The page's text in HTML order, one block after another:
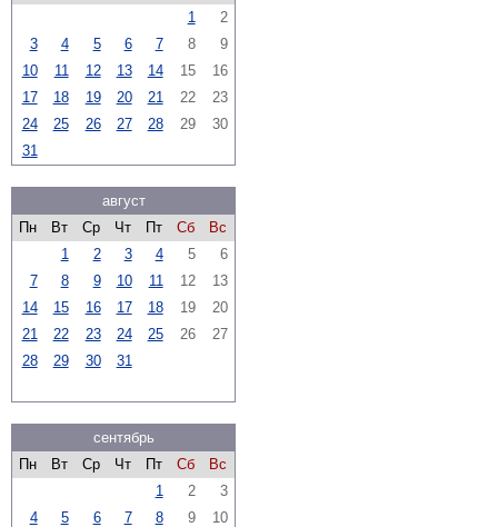
1
2
3
4 5 6 7 8
9
10
11 12 13 14 15
16
17
18 19 20 21 22
23
24
25 26 27 28 29
30
31
август
Пн
Вт Ср Чт Пт Сб
Вс
1
2 3 4 5
6
7
8 9 10 11 12
13
14
15 16 17 18 19
20
21
22 23 24 25 26
27
28
29 30 31
сентябрь
Пн
Вт Ср Чт Пт Сб
Вс
1
2
3
4
5 6 7 8 9
10